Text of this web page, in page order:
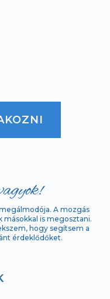
A mozgás
is megosztani.
hogy segítsem a
érdeklődőket.